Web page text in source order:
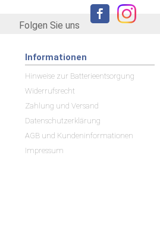
Folgen Sie uns
Informationen
Hinweise zur Batterieentsorgung
Widerrufsrecht
Zahlung und Versand
Datenschutzerklärung
AGB und Kundeninformationen
Impressum